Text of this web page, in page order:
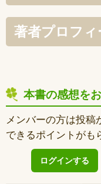
著者プロフィ
本書の感想を
メンバーの方は投稿
できるポイントがも
ログインする